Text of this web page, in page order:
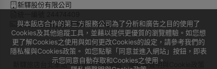
與本飯店合作的第三方服務公司為了分析和廣告之目的使用了
Cookies及其他追蹤工具，並藉以提供更優質的瀏覽體驗。如您想
更了解Cookies之使用與如何更改Cookies的設定，請參考我們的
隱私權與Cookies政策。 如您點擊「同意並進入網站」按鈕，即表
示您同意自動存取和Cookies之使用。
新驛股份有限公司
旅宿登記證號 臺北市旅館193號
新驛旅店台北車站一館官方訂房網站｜隱私權聲明與Cookie政策